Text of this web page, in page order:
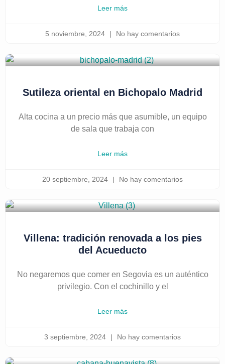
Leer más
5 noviembre, 2024 No hay comentarios
Sutileza oriental en Bichopalo Madrid
Alta cocina a un precio más que asumible, un equipo
de sala que trabaja con
Leer más
20 septiembre, 2024 No hay comentarios
Villena: tradición renovada a los pies
del Acueducto
No negaremos que comer en Segovia es un auténtico
privilegio. Con el cochinillo y el
Leer más
3 septiembre, 2024 No hay comentarios